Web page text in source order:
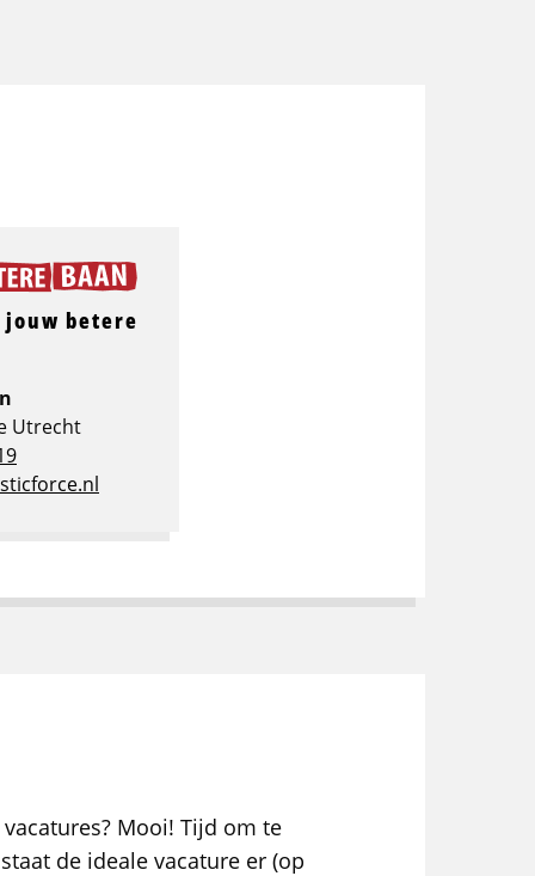
betere
Utrecht
Mooi! Tijd om te
de ideale vacature er (op